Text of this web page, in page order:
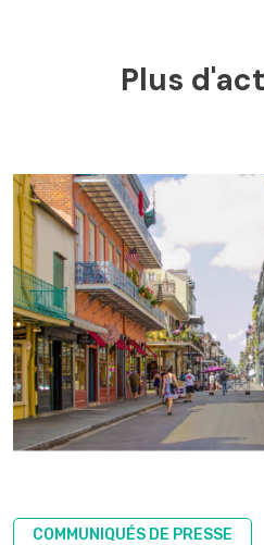
Plus
COMMUNIQUÉS DE PRESSE